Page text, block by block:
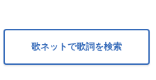
歌ネットで歌詞を検索